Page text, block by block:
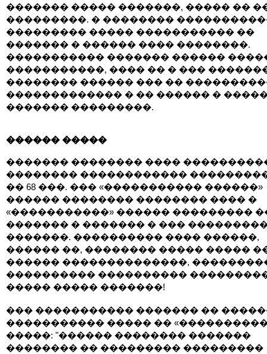
������� ����� �������, ����� ��
���������. � ��������
��������� ����� ����������� ��
������� � ������ ���� ��������.
����������� ������� ������
�����������, ���� �� � ���
�������� ������ ��� ��
������������� � �� ������ �
������� ���������.
������ �����
������� �������� ����
�������� ������������ ���������
�� 68 ���. ��� «����������� ������»
������ �������� �������� ���� �
«�����������» ������ ���������
������� � ������� � ���
�������. ���������� ���� ������,
������ ��, �������� ����� �����
������ ��������������,
���������� ����������
����� ����� �������!
��� ����������� ������� ��
����������� ����� ��
�����: "������ �������� �������
�������� �� ��������� ���������